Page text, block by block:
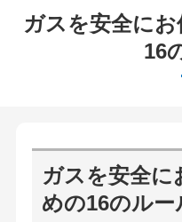
ガスを安全に
16
ガスを安全に
めの16のルー